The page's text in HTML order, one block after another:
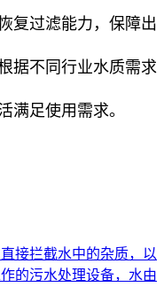
复过滤能力，保障出
据不同行业水质需求
满足使用需求。
接拦截水中的杂质，以
的污水处理设备，水由